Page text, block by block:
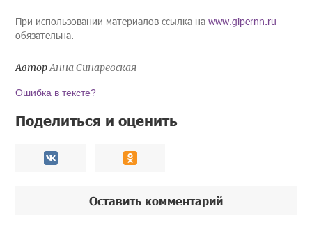
При использовании материалов ссылка наwww.gipernn.ru
обязательна.
АвторАнна Синаревская
Ошибка в тексте?
Поделиться и оценить
Оставить комментарий